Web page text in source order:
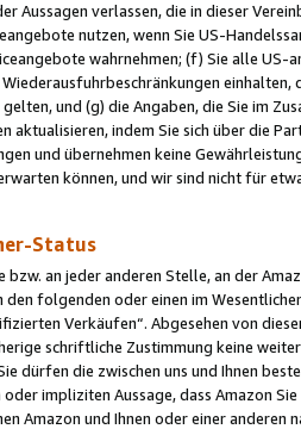
Aussagen verlassen, die in dieser
nutzen, wenn Sie US-
wahrnehmen; (f) Sie alle
und (g) die Angaben, die Sie im
aktualisieren, indem Sie sich über die
und übernehmen keine
können, und wir sind nicht für
Status
bzw. an jeder anderen Stelle, an der
folgenden oder einen im
Verkäufen“. Abgesehen von
schriftliche Zustimmung keine
dürfen die zwischen uns und Ihnen
impliziten Aussage, dass Amazon
Amazon und Ihnen oder einer